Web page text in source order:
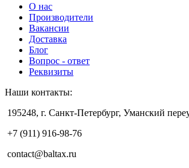
О нас
Производители
Вакансии
Доставка
Блог
Вопрос - ответ
Реквизиты
Наши контакты:
195248, г. Санкт-Петербург, Уманский
+7 (911) 916-98-76
contact@baltax.ru